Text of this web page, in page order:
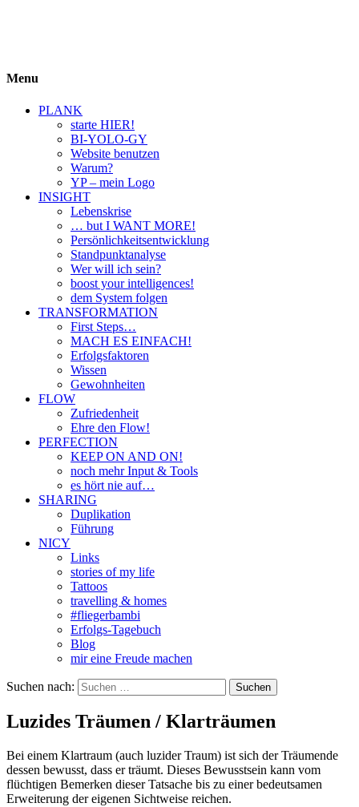
Menu
PLANK
starte HIER!
BI-YOLO-GY
Website benutzen
Warum?
YP – mein Logo
INSIGHT
Lebenskrise
… but I WANT MORE!
Persönlichkeitsentwicklung
Standpunktanalyse
Wer will ich sein?
boost your intelligences!
dem System folgen
TRANSFORMATION
First Steps…
MACH ES EINFACH!
Erfolgsfaktoren
Wissen
Gewohnheiten
FLOW
Zufriedenheit
Ehre den Flow!
PERFECTION
KEEP ON AND ON!
noch mehr Input & Tools
es hört nie auf…
SHARING
Duplikation
Führung
NICY
Links
stories of my life
Tattoos
travelling & homes
#fliegerbambi
Erfolgs-Tagebuch
Blog
mir eine Freude machen
Suchen nach:
Luzides Träumen / Klarträumen
Bei einem Klartraum (auch luzider Traum) ist sich der Träumende
dessen bewusst, dass er träumt. Dieses Bewusstsein kann vom
flüchtigen Bemerken dieser Tatsache bis zu einer bedeutsamen
Erweiterung der eigenen Sichtweise reichen.